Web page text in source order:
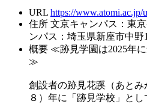
URL https://www.atomi.ac.jp/
住所 文京キャンパス：東
ンパス：埼玉県新座市中野
概要 ≪跡見学園は2025年
≫
創設者の跡見花蹊（あとみ
８）年に「跡見学校」と